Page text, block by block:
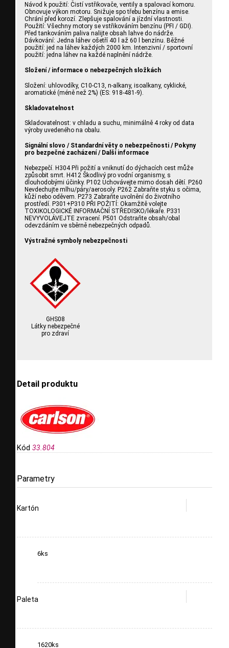
Návod k použití: Čistí vstřikovače, ventily a spalovací komoru.
Obnovuje výkon motoru. Snižuje spo třebu benzínu a emise.
Chrání před korozí. Zlepšuje spalování a jízdní vlastnosti.
Použití: Všechny motory se vstřikováním benzínu (PFI / GDI).
Před tankováním paliva nalijte obsah lahve do nádrže.
Dávkování: Jedna láhev ošetří 40 l až 60 l benzínu. Běžné
použití: jed na láhev každých 2000 km. Intenzivní / sportovní
použití: jedna láhev na každé naplnění nádrže.
Složení / informace o nebezpečných složkách
Složení: uhlovodíky, C10-C13, n-alkany, isoalkany, cyklické,
aromatické (méně než 2%) (ES: 918-481-9).
Skladovatelnost
Skladovatelnost: v chladu a suchu, minimálně 4 roky od data
výroby uvedeného na obalu.
Signální slovo / Standardní věty o nebezpečnosti / Pokyny
pro bezpečné zacházení / Další informace
Nebezpečí. H304 Při požití a vniknutí do dýchacích cest může
způsobit smrt. H412 Škodlivý pro vodní organismy, s
dlouhodobými účinky. P102 Uchovávejte mimo dosah dětí. P260
Nevdechujte mlhu/páry/aerosoly. P262 Zabraňte styku s očima,
kůží nebo oděvem. P273 Zabraňte uvolnění do životního
prostředí. P301+P310 PŘI POŽITÍ: Okamžitě volejte
TOXIKOLOGICKÉ INFORMAČNÍ STŘEDISKO/lékaře. P331
NEVYVOLÁVEJTE zvracení. P501 Odstraňte obsah/obal
odevzdáním ve sběrně nebezpečných odpadů.
Výstražné symboly nebezpečnosti
GHS08
Látky nebezpečné
pro zdraví
Detail produktu
Kód 33.804
Parametry
Kartón
6ks
Paleta
1620ks